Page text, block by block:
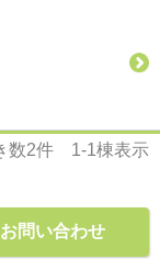
数2件 1-1棟表示
お問い合わせ